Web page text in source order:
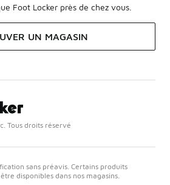
Foot Locker près de chez vous.
UN MAGASIN
Tous droits réservé
sans préavis. Certains produits
disponibles dans nos magasins.